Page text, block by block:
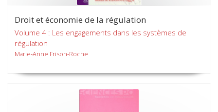
Droit et économie de la régulation
Volume 4 : Les engagements dans les systèmes de
régulation
Marie-Anne Frison-Roche